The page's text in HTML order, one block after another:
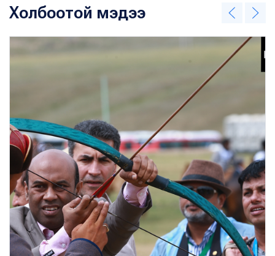
Холбоотой мэдээ